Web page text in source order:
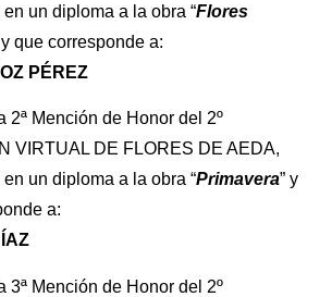
un diploma a la obra “Flores
y que corresponde a:
PÉREZ
2ª Mención de Honor del 2º
VIRTUAL DE FLORES DE AEDA,
un diploma a la obra “Primavera” y
a:
3ª Mención de Honor del 2º